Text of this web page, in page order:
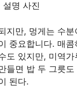
지만, 멍게는 수분
중요합니다. 매콤
도 있지만, 미역
들면 밥 두 그릇
된다.